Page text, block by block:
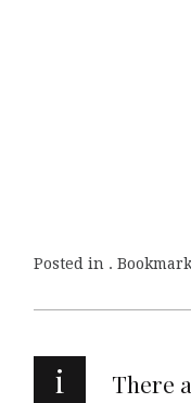
Posted in .
i There